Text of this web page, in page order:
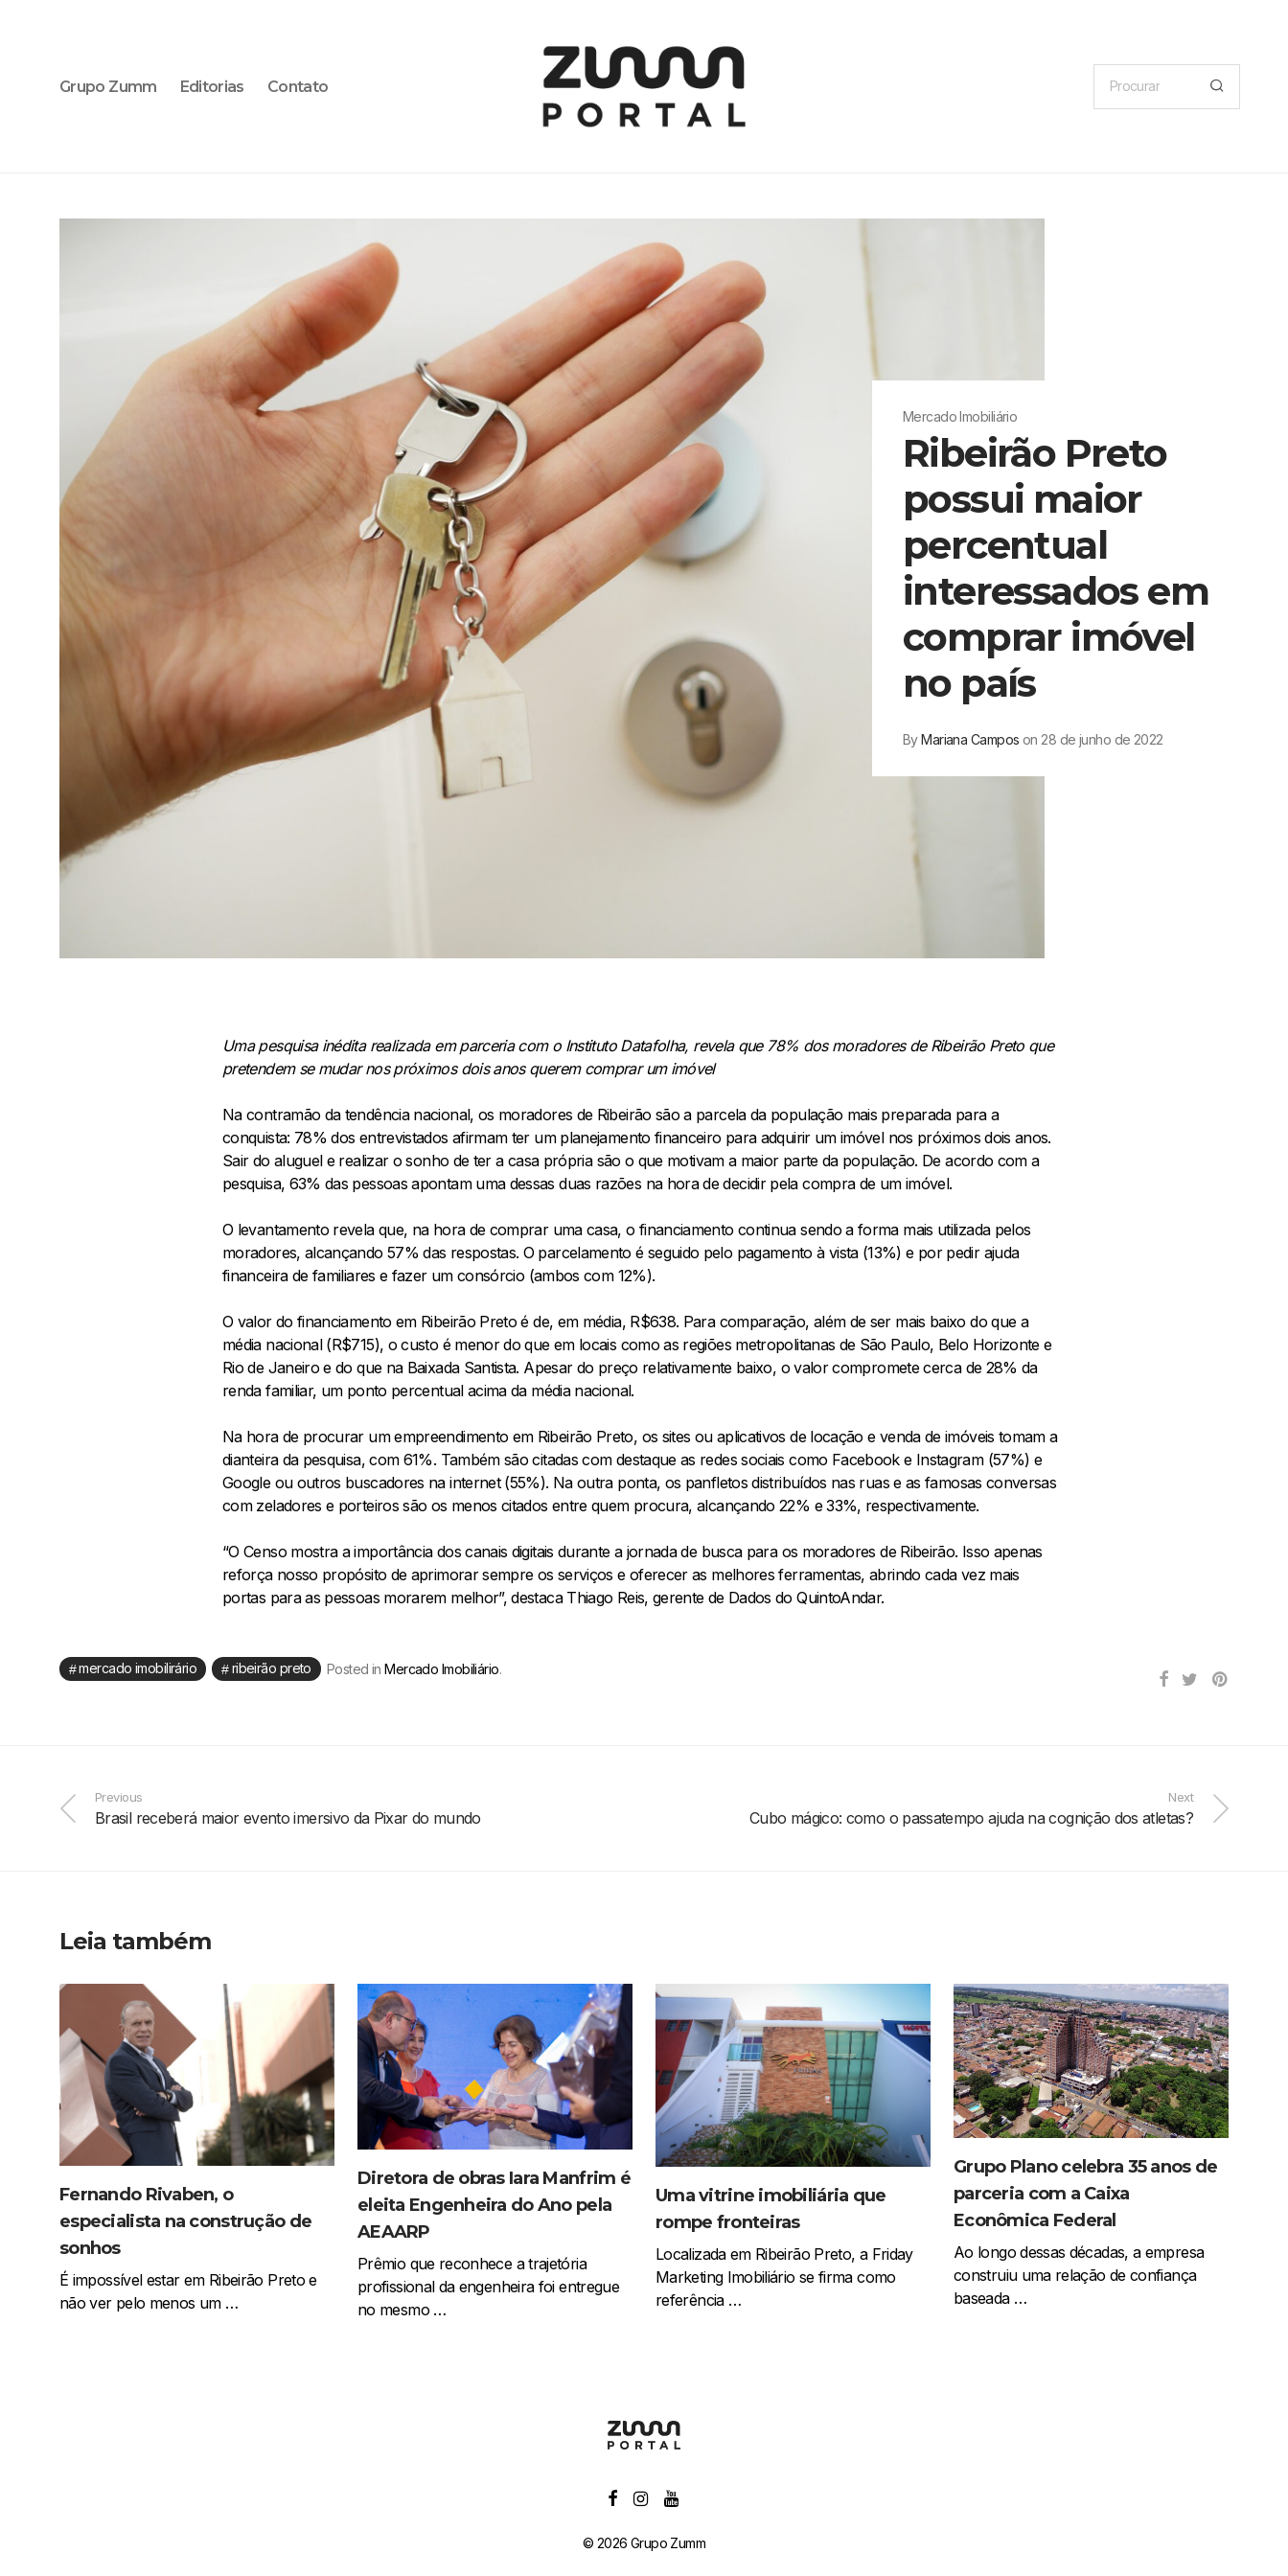
Grupo Zumm Editorias Contato
Mercado Imobiliário
Ribeirão Preto
possui maior
percentual
interessados em
comprar imóvel
no país
ByMariana Campos on 28 de junho de 2022
Uma pesquisa inédita realizada em parceria com o Instituto Datafolha, revela que 78% dos moradores de Ribeirão Preto que
pretendem se mudar nos próximos dois anos querem comprar um imóvel
Na contramão da tendência nacional, os moradores de Ribeirão são a parcela da população mais preparada para a
conquista: 78% dos entrevistados afirmam ter um planejamento financeiro para adquirir um imóvel nos próximos dois anos.
Sair do aluguel e realizar o sonho de ter a casa própria são o que motivam a maior parte da população. De acordo com a
pesquisa, 63% das pessoas apontam uma dessas duas razões na hora de decidir pela compra de um imóvel.
O levantamento revela que, na hora de comprar uma casa, o financiamento continua sendo a forma mais utilizada pelos
moradores, alcançando 57% das respostas. O parcelamento é seguido pelo pagamento à vista (13%) e por pedir ajuda
financeira de familiares e fazer um consórcio (ambos com 12%).
O valor do financiamento em Ribeirão Preto é de, em média, R$638. Para comparação, além de ser mais baixo do que a
média nacional (R$715), o custo é menor do que em locais como as regiões metropolitanas de São Paulo, Belo Horizonte e
Rio de Janeiro e do que na Baixada Santista. Apesar do preço relativamente baixo, o valor compromete cerca de 28% da
renda familiar, um ponto percentual acima da média nacional.
Na hora de procurar um empreendimento em Ribeirão Preto, os sites ou aplicativos de locação e venda de imóveis tomam a
dianteira da pesquisa, com 61%. Também são citadas com destaque as redes sociais como Facebook e Instagram (57%) e
Google ou outros buscadores na internet (55%). Na outra ponta, os panfletos distribuídos nas ruas e as famosas conversas
com zeladores e porteiros são os menos citados entre quem procura, alcançando 22% e 33%, respectivamente.
“O Censo mostra a importância dos canais digitais durante a jornada de busca para os moradores de Ribeirão. Isso apenas
reforça nosso propósito de aprimorar sempre os serviços e oferecer as melhores ferramentas, abrindo cada vez mais
portas para as pessoas morarem melhor”, destaca Thiago Reis, gerente de Dados do QuintoAndar.
mercado imobilirário ribeirão preto Posted inMercado Imobiliário.
Previous
Brasil receberá maior evento imersivo da Pixar do mundo
Next
Cubo mágico: como o passatempo ajuda na cognição dos atletas?
Leia também
Fernando Rivaben, o
especialista na construção de
sonhos
É impossível estar em Ribeirão Preto e
não ver pelo menos um …
Diretora de obras Iara Manfrim é
eleita Engenheira do Ano pela
AEAARP
Prêmio que reconhece a trajetória
profissional da engenheira foi entregue
no mesmo …
Uma vitrine imobiliária que
rompe fronteiras
Localizada em Ribeirão Preto, a Friday
Marketing Imobiliário se firma como
referência …
Grupo Plano celebra 35 anos de
parceria com a Caixa
Econômica Federal
Ao longo dessas décadas, a empresa
construiu uma relação de confiança
baseada …
© 2026 Grupo Zumm